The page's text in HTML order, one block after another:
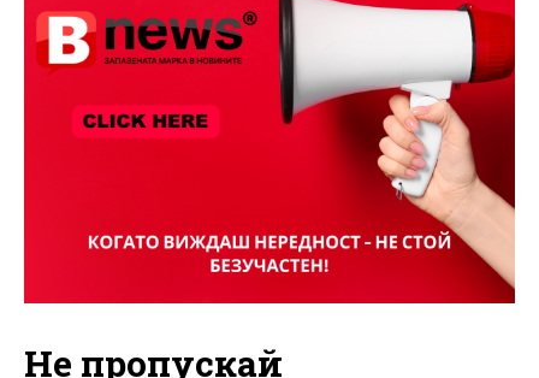
Не пропускай